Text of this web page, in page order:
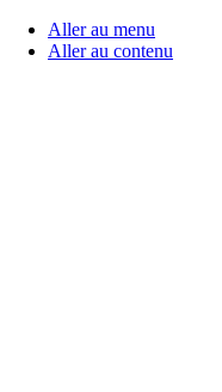
Aller au menu
Aller au contenu